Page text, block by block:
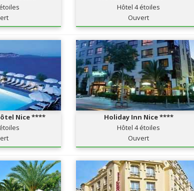
Hôtel 4 étoiles
Ouvert
Nice ****
Holiday Inn Nice ****
Hôtel 4 étoiles
Ouvert